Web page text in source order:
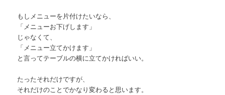
もしメニューを片付けたいなら、
「メニューお下げします」
じゃなくて、
「メニュー立てかけます」
と言ってテーブルの横に立てかければいい。
たったそれだけですが、
それだけのことでかなり変わると思います。